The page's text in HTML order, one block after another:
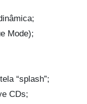
Mode);
“splash”;
CDs;